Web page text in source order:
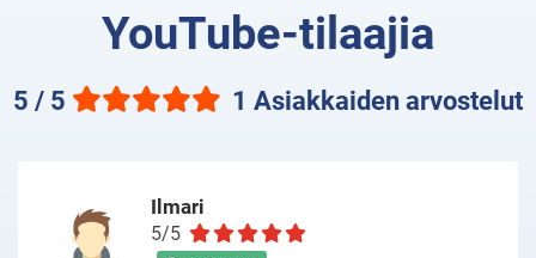
YouTube-tilaajia
5 / 5 1 Asiakkaiden arvostelut
Ilmari
5/5